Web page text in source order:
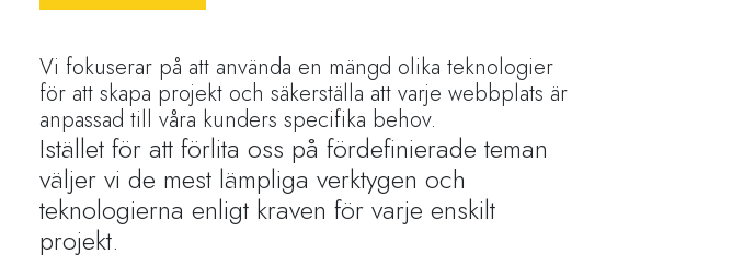
Vi fokuserar på att använda en mängd olika teknologier
för att skapa projekt och säkerställa att varje webbplats är
anpassad till våra kunders specifika behov.
Istället för att förlita oss på fördefinierade teman
väljer vi de mest lämpliga verktygen och
teknologierna enligt kraven för varje enskilt
projekt.